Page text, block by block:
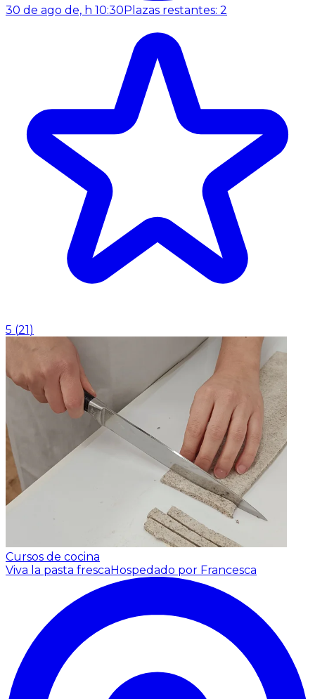
30 de ago de, h 10:30Plazas restantes: 2
5 (21)
Cursos de cocina
Viva la pasta frescaHospedado por Francesca